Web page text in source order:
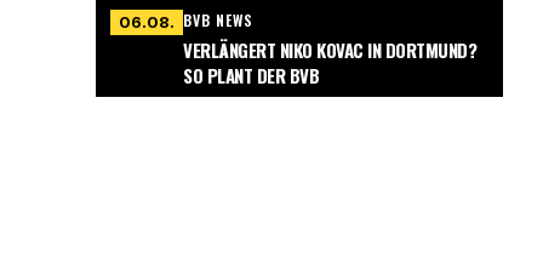
06.08. BVB NEWS
VERLÄNGERT NIKO KOVAC IN DORTMUND?
SO PLANT DER BVB